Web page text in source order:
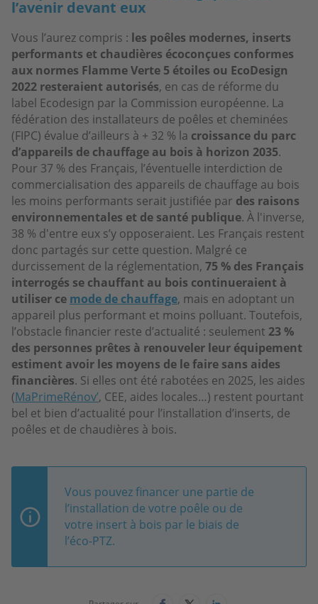
l’avenir devant eux
Vous l’aurez compris : les poêles modernes, inserts
performants et chaudières écoconçues conformes
aux normes Flamme Verte 5 étoiles ou EcoDesign
2022 resteraient autorisés, en cas de réforme du
label Ecodesign par la Commission européenne. La
fédération des installateurs de poêles et cheminées
(FIPC) évalue d’ailleurs à + 32 % la croissance du parc
d’appareils de chauffage au bois à horizon 2035.
Pour 37 % des Français, l’éventuelle interdiction de
commercialisation des appareils de chauffage au bois
les moins performants serait justifiée par des raisons
environnementales et de santé publique. À l'inverse,
38 % d'entre eux s’y opposeraient. Les Français restent
donc partagés sur cette question. Malgré ce
durcissement de la réglementation, 75 % des Français
interrogés se chauffant au bois continueraient à
utiliser ce mode de chauffage, mais en adoptant un
appareil plus performant et moins polluant. Toutefois,
l’obstacle financier reste d’actualité : seulement 23 %
des personnes prêtes à renouveler leur équipement
estiment avoir les moyens de le faire sans aides
financières. Si elles ont été rabotées en 2025, les aides
(MaPrimeRénov’, CEE, aides locales…) restent pourtant
bel et bien d’actualité pour l’installation d’inserts, de
poêles et de chaudières à bois.
Vous pouvez financer une partie de
l’installation de votre poêle ou de
votre insert à bois par le biais de
l’éco-PTZ.